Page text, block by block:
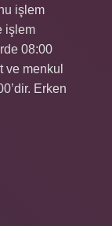
işlem
işlem
08:00
ve menkul
Erken